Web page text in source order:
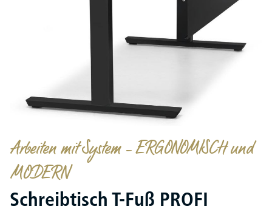
Arbeiten mit System – ERGONOMISCH und
MODERN
Schreibtisch T-Fuß PROFI